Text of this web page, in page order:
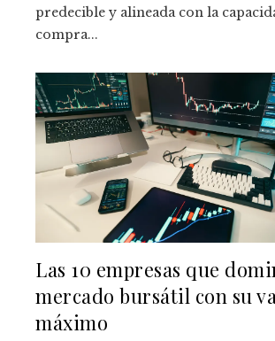
predecible y alineada con la
compra...
Las 10 empresas que
mercado bursátil con su
máximo